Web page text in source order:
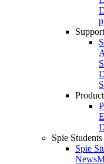
Spie
Spie
News